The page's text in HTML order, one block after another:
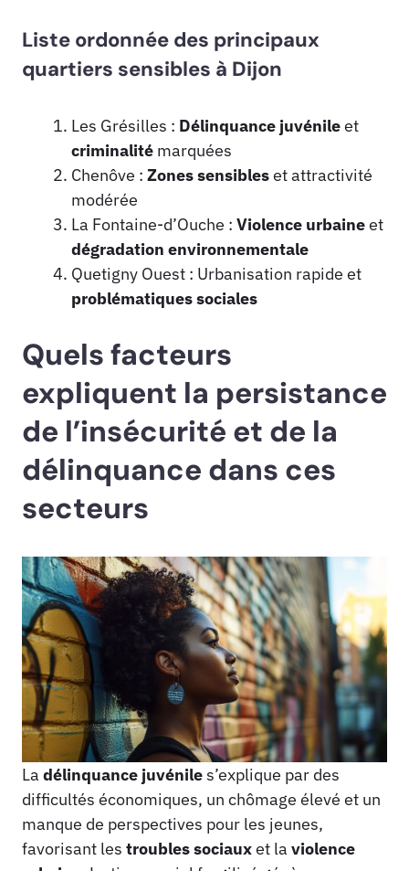
Liste ordonnée des principaux
quartiers sensibles à Dijon
Les Grésilles : Délinquance juvénileet
criminalité marquées
Chenôve : Zones sensibleset attractivité
modérée
La Fontaine-d’Ouche : Violence urbaineet
dégradation environnementale
Quetigny Ouest : Urbanisation rapide et
problématiques sociales
Quels facteurs
expliquent la persistance
de l’insécurité et de la
délinquance dans ces
secteurs
La délinquance juvéniles’explique par des
difficultés économiques, un chômage élevé et un
manque de perspectives pour les jeunes,
favorisant les troubles sociauxet la violence